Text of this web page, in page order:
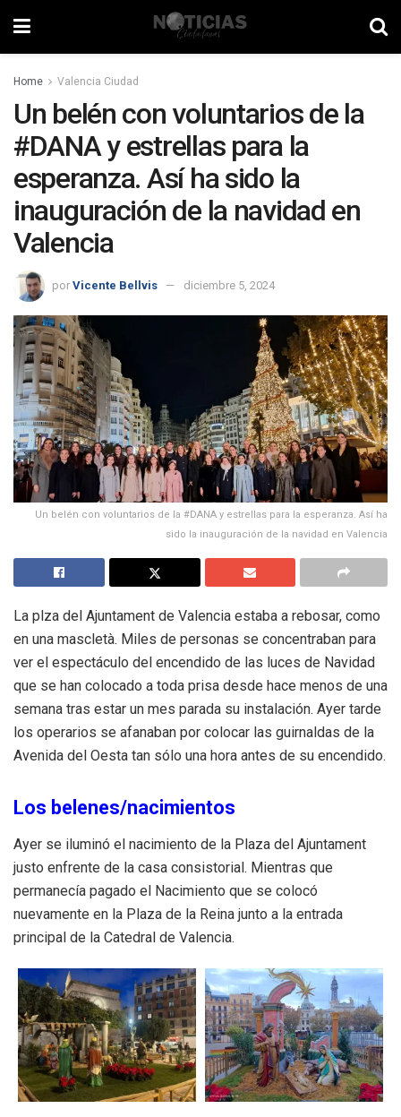
Home Valencia Ciudad
Un belén con voluntarios de la
#DANA y estrellas para la
esperanza. Así ha sido la
inauguración de la navidad en
Valencia
por Vicente Bellvis diciembre 5, 2024
Un belén con voluntarios de la #DANA y estrellas para la esperanza. Así ha
sido la inauguración de la navidad en Valencia
La plza del Ajuntament de Valencia estaba a rebosar, como
en una mascletà. Miles de personas se concentraban para
ver el espectáculo del encendido de las luces de Navidad
que se han colocado a toda prisa desde hace menos de una
semana tras estar un mes parada su instalación. Ayer tarde
los operarios se afanaban por colocar las guirnaldas de la
Avenida del Oesta tan sólo una hora antes de su encendido.
Los belenes/nacimientos
Ayer se iluminó el nacimiento de la Plaza del Ajuntament
justo enfrente de la casa consistorial. Mientras que
permanecía pagado el Nacimiento que se colocó
nuevamente en la Plaza de la Reina junto a la entrada
principal de la Catedral de Valencia.